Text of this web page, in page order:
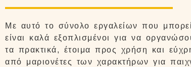
Με αυτό το σύνολο εργαλείων που
είναι καλά εξοπλισμένοι για να
τα πρακτικά, έτοιμα προς χρήση και
από μαριονέτες των χαρακτήρων για